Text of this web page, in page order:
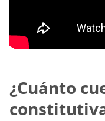
¿Cuánto